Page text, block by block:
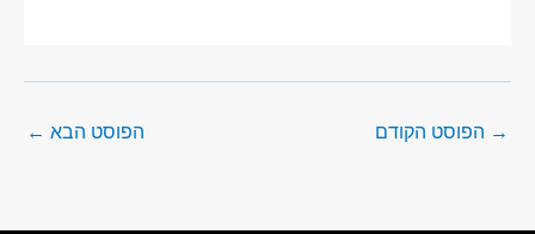
→ הפוסט הקודם הפוסט הבא ←